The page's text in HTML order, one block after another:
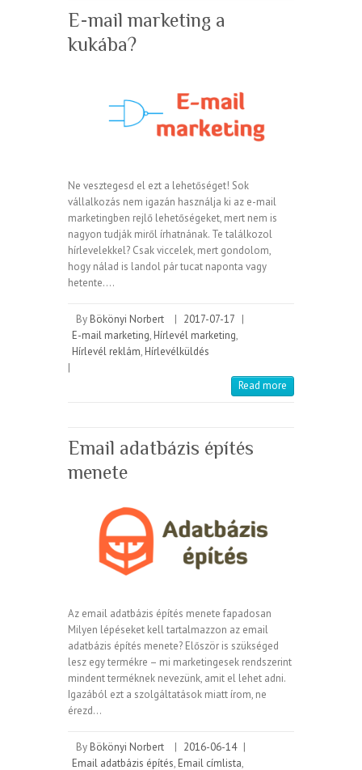
E-mail marketing a
kukába?
Ne vesztegesd el ezt a lehetőséget! Sok
vállalkozás nem igazán használja ki az e-mail
marketingben rejlő lehetőségeket, mert nem is
nagyon tudják miről írhatnának. Te találkozol
hírlevelekkel? Csak viccelek, mert gondolom,
hogy nálad is landol pár tucat naponta vagy
hetente.…
By Bökönyi Norbert | 2017-07-17 |
E-mail marketing, Hírlevél marketing,
Hírlevél reklám, Hírlevélküldés
|
Read more
Email adatbázis építés
menete
Az email adatbázis építés menete fapadosan
Milyen lépéseket kell tartalmazzon az email
adatbázis építés menete? Először is szükséged
lesz egy termékre – mi marketingesek rendszerint
mindent terméknek nevezünk, amit el lehet adni.
Igazából ezt a szolgáltatások miatt írom, ne
érezd…
By Bökönyi Norbert | 2016-06-14 |
Email adatbázis építés, Email címlista,